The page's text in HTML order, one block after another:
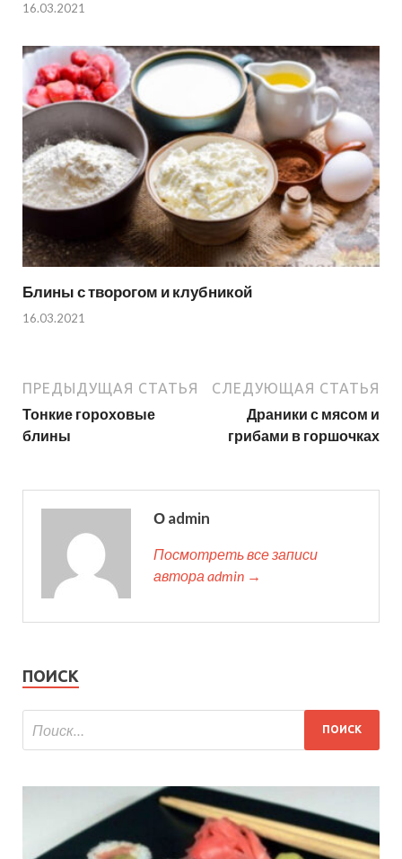
16.03.2021
Блины с творогом и клубникой
16.03.2021
ПРЕДЫДУЩАЯ СТАТЬЯ
Тонкие гороховые
блины
СЛЕДУЮЩАЯ СТАТЬЯ
Драники с мясом и
грибами в горшочках
О admin
Посмотреть все записи
автора admin →
ПОИСК